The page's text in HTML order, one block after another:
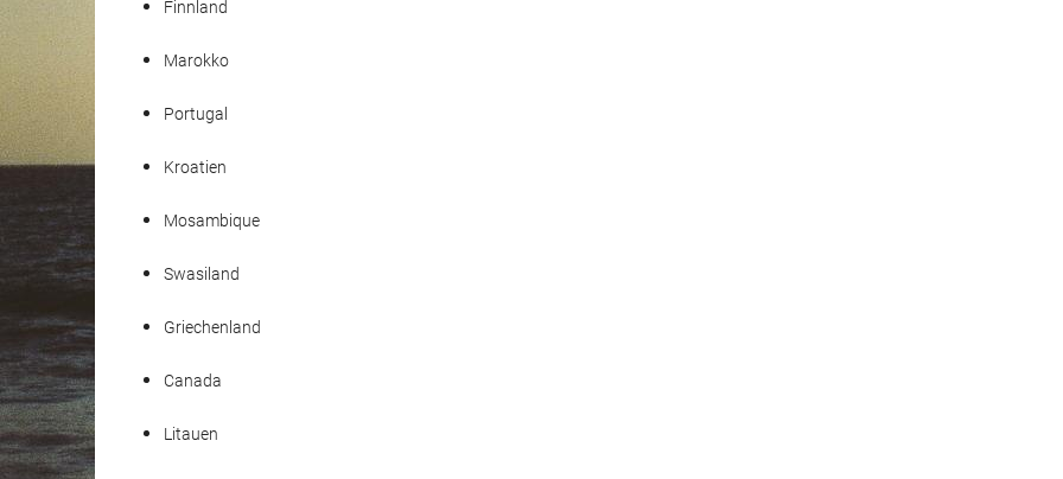
Finnland
Marokko
Portugal
Kroatien
Mosambique
Swasiland
Griechenland
Canada
Litauen